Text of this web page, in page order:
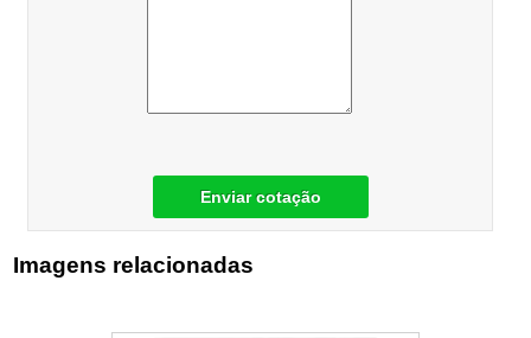
Enviar cotação
Imagens relacionadas